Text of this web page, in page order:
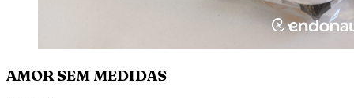
AMOR SEM MEDIDAS